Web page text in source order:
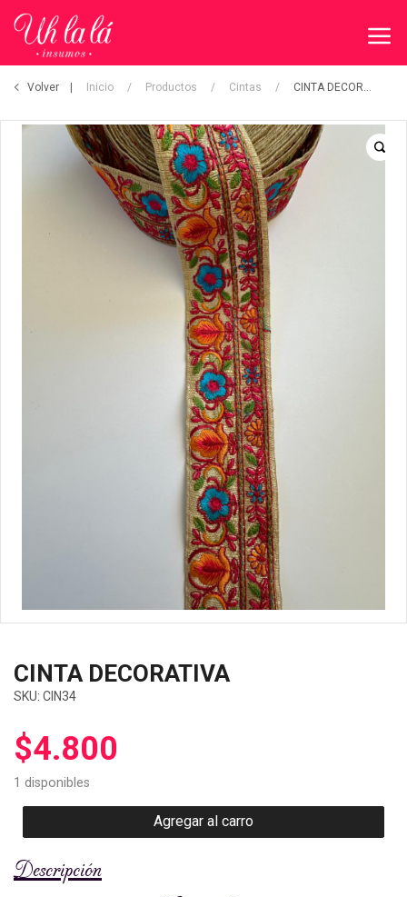
Volver Inicio / Productos / Cintas / CINTA DECORATIVA
CINTA DECORATIVA
SKU: CIN34
$4.800
1 disponibles
Agregar al carro
Descripción